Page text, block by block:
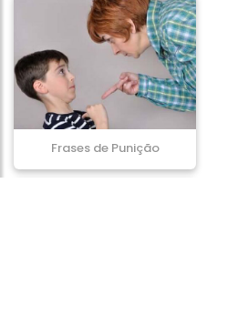
Frases de Punição